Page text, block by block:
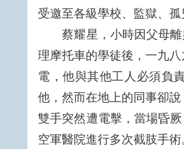
受邀至各級學校、監獄、
蔡耀星，小時因父母離
理摩托車的學徒後，一九
電，他與其他工人必須負
他，然而在地上的同事卻
雙手突然遭電擊，當場昏
空軍醫院進行多次截肢手術